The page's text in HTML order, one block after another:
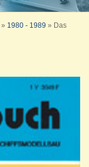
» 1980 - 1989 »
Das